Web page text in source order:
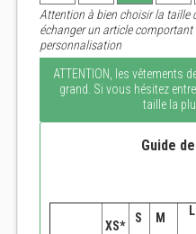
Attention à bien choisir la taille
échanger un article comportant
personnalisation
ATTENTION, les vêtements
grand. Si vous hésitez
taille la
Guide
XS*
S M L